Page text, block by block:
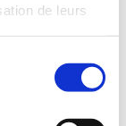
de leurs
up T1